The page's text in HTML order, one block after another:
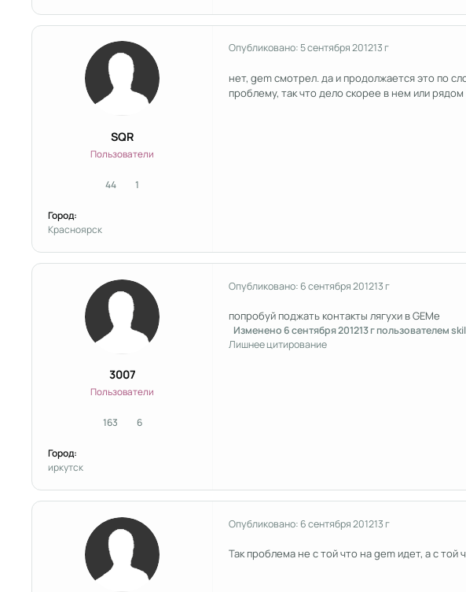
SQR
Пользователи
44сообщения
1Репутация
Город:
Красноярск
Опубликовано: 5 сентября 201213 г
нет, gem смотрел. да и продолжается это по
проблему, так что дело скорее в нем или рядом
3007
Пользователи
163сообщения
6
Репутация
Город:
иркутск
Опубликовано: 6 сентября 201213 г
попробуй поджать контакты лягухи в GEMe
Изменено 6 сентября 201213 гпользователем
Лишнее цитирование
Опубликовано: 6 сентября 201213 г
Так проблема не с той что на gem идет, а с